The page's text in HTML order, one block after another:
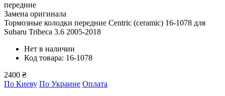
передние
Замена оригинала
Тормозные колодки передние Centric (ceramic) 16-1078 для
Subaru Tribeсa 3.6 2005-2018
Нет в наличии
Код товара: 16-1078
2400 ₴
По Киеву По Украине Оплата